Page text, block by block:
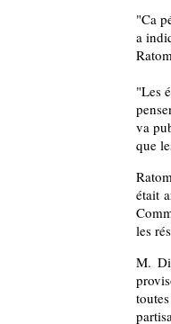
"Ca
a
"Les
va
que
était
les
M.